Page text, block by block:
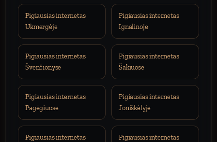
Pigiausias internetas
Ukmergėje
Pigiausias internetas
Ignalinoje
Pigiausias internetas
Švenčionyse
Pigiausias internetas
Šakiuose
Pigiausias internetas
Pagėgiuose
Pigiausias internetas
Joniškėlyje
Pigiausias internetas
Pigiausias internetas